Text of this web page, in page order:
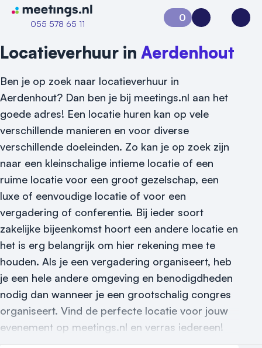
Naar home van Meetings
055 578 65 11
Vraag locatie aan
Locatiegids
Meld locatie aan
Nieuws
0
Aanvraag 0Inloggen
Locatieverhuur in Aerdenhout
Ben je op zoek naar locatieverhuur in
Aerdenhout? Dan ben je bij meetings.nl aan het
goede adres! Een locatie huren kan op vele
verschillende manieren en voor diverse
verschillende doeleinden. Zo kan je op zoek zijn
naar een kleinschalige intieme locatie of een
ruime locatie voor een groot gezelschap, een
luxe of eenvoudige locatie of voor een
vergadering of conferentie. Bij ieder soort
zakelijke bijeenkomst hoort een andere locatie en
het is erg belangrijk om hier rekening mee te
houden. Als je een vergadering organiseert, heb
je een hele andere omgeving en benodigdheden
nodig dan wanneer je een grootschalig congres
organiseert. Vind de perfecte locatie voor jouw
evenement op meetings.nl en verras iedereen!